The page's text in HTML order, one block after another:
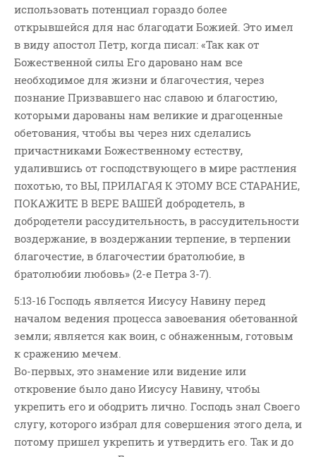
использовать потенциал гораздо более
открывшейся для нас благодати Божией. Это имел
в виду апостол Петр, когда писал: «Так как от
Божественной силы Его даровано нам все
необходимое для жизни и благочестия, через
познание Призвавшего нас славою и благостию,
которыми дарованы нам великие и драгоценные
обетования, чтобы вы через них сделались
причастниками Божественному естеству,
удалившись от господствующего в мире растления
похотью, то ВЫ, ПРИЛАГАЯ К ЭТОМУ ВСЕ СТАРАНИЕ,
ПОКАЖИТЕ В ВЕРЕ ВАШЕЙ добродетель, в
добродетели рассудительность, в рассудительности
воздержание, в воздержании терпение, в терпении
благочестие, в благочестии братолюбие, в
братолюбии любовь» (2-е Петра 3-7).
5:13-16 Господь является Иисусу Навину перед
началом ведения процесса завоевания обетованной
земли; является как воин, с обнаженным, готовым
к сражению мечем.
Во-первых, это знамение или видение или
откровение было дано Иисусу Навину, чтобы
укрепить его и ободрить лично. Господь знал Своего
слугу, которого избрал для совершения этого дела, и
потому пришел укрепить и утвердить его. Так и до